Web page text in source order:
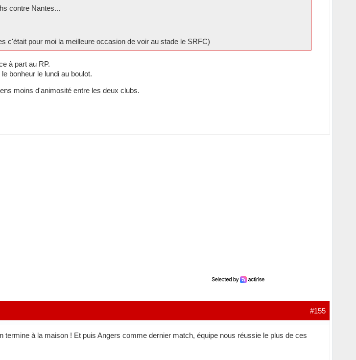
contre Nantes...
c'était pour moi la meilleure occasion de voir au stade le SRFC)
à part au RP.
bonheur le lundi au boulot.
moins d'animosité entre les deux clubs.
#155
termine à la maison ! Et puis Angers comme dernier match, équipe nous réussie le plus de ces